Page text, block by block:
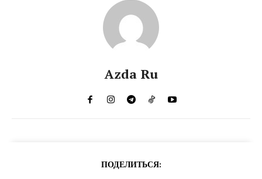
Azda Ru
ПОДЕЛИТЬСЯ: